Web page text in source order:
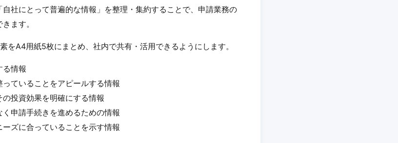
社にとって普遍的な情報」を整理・集約することで、申請業務の
ます。
をA4用紙5枚にまとめ、社内で共有・活用できるようにします。
る情報
ていることをアピールする情報
投資効果を明確にする情報
申請手続きを進めるための情報
ズに合っていることを示す情報